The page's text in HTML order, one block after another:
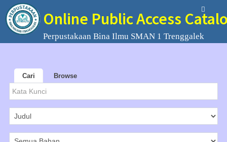
Online Public Access
Perpustakaan Bina Ilmu SMAN 1 Trenggalek
Cari Browse